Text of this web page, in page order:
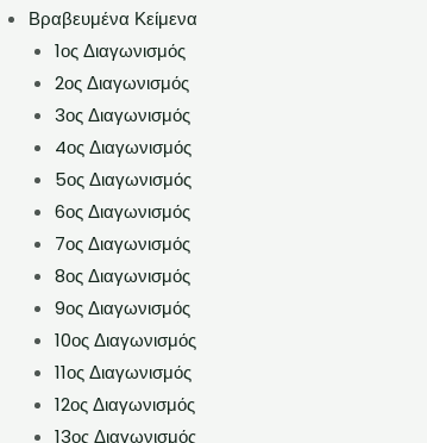
Βραβευμένα Κείμενα
1ος Διαγωνισμός
2ος Διαγωνισμός
3ος Διαγωνισμός
4ος Διαγωνισμός
5ος Διαγωνισμός
6ος Διαγωνισμός
7ος Διαγωνισμός
8ος Διαγωνισμός
9ος Διαγωνισμός
10ος Διαγωνισμός
11ος Διαγωνισμός
12ος Διαγωνισμός
13ος Διαγωνισμός